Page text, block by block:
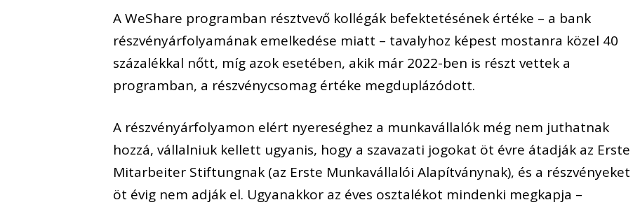
A WeShare programban résztvevő kollégák befektetésének értéke – a bank
részvényárfolyamának emelkedése miatt – tavalyhoz képest mostanra közel 40
százalékkal nőtt, míg azok esetében, akik már 2022-ben is részt vettek a
programban, a részvénycsomag értéke megduplázódott.
A részvényárfolyamon elért nyereséghez a munkavállalók még nem juthatnak
hozzá, vállalniuk kellett ugyanis, hogy a szavazati jogokat öt évre átadják az Erste
Mitarbeiter Stiftungnak (az Erste Munkavállalói Alapítványnak), és a részvényeket
öt évig nem adják el. Ugyanakkor az éves osztalékot mindenki megkapja –